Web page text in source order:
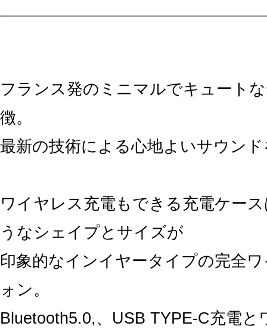
フランス発のミニマルでキュート
徴。
最新の技術による心地よいサウン
ワイヤレス充電もできる充電ケー
うなシェイプとサイズが
印象的なインイヤータイプの完全
ォン。
Bluetooth5.0,、USB TYPE-C充電と